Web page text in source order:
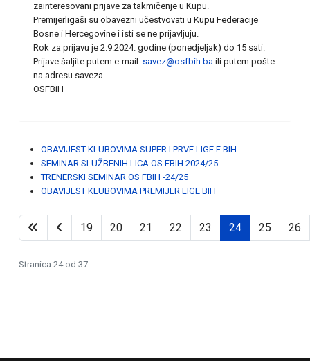
zainteresovani prijave za takmičenje u Kupu.
Premijerligaši su obavezni učestvovati u Kupu Federacije
Bosne i Hercegovine i isti se ne prijavljuju.
Rok za prijavu je 2.9.2024. godine (ponedjeljak) do 15 sati.
Prijave šaljite putem e-mail: savez@osfbih.ba ili putem pošte
na adresu saveza.
OSFBiH
OBAVIJEST KLUBOVIMA SUPER I PRVE LIGE F BIH
SEMINAR SLUŽBENIH LICA OS FBIH 2024/25
TRENERSKI SEMINAR OS FBIH -24/25
OBAVIJEST KLUBOVIMA PREMIJER LIGE BIH
19 20 21 22 23 24 25 26
Stranica 24 od 37